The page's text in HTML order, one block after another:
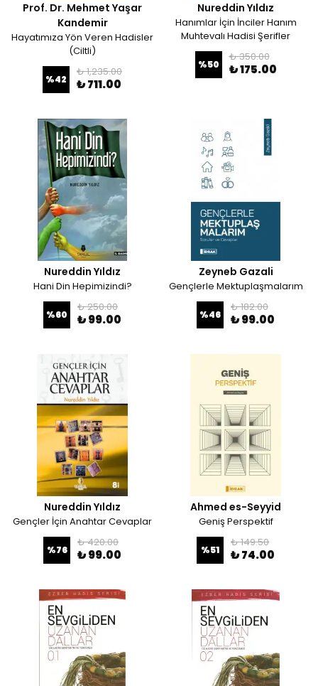
Prof. Dr. Mehmet Yaşar
Kandemir
Hayatımıza Yön Veren Hadisler
(Ciltli)
%42
₺ 1,235.00
₺ 711.00
Nureddin Yıldız
Hanımlar İçin İnciler Hanım
Muhtevalı Hadisi Şerifler
%50
₺ 350.00
₺ 175.00
Nureddin Yıldız
Hani Din Hepimizindi?
%60
₺ 250.00
₺ 99.00
Zeyneb Gazali
Gençlerle Mektuplaşmalarım
%46
₺ 182.00
₺ 99.00
Nureddin Yıldız
Gençler İçin Anahtar Cevaplar
%76
₺ 420.00
₺ 99.00
Ahmed es-Seyyid
Geniş Perspektif
%51
₺ 149.50
₺ 74.00